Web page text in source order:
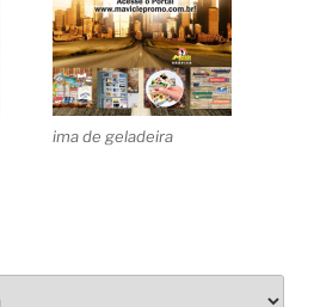
ima de geladeira